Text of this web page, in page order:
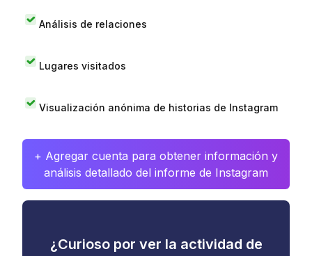
Análisis de relaciones
Lugares visitados
Visualización anónima de historias de Instagram
+ Agregar cuenta para obtener información y
análisis detallado del informe de Instagram
¿Curioso por ver la actividad de